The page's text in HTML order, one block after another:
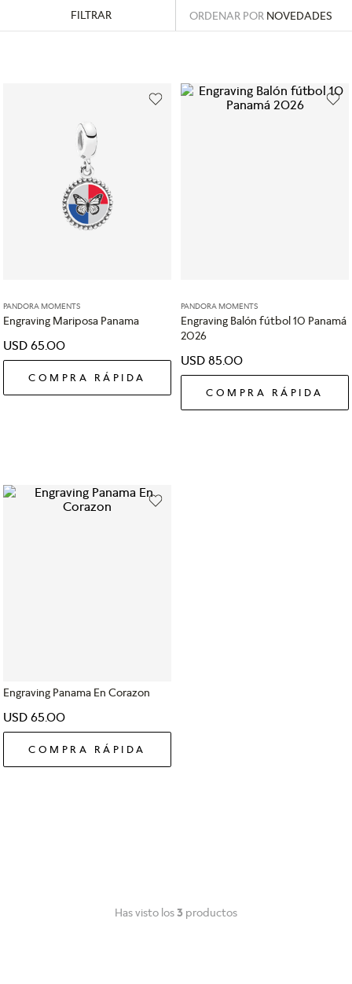
FILTRAR ORDENAR POR NOVEDADES
PANDORA MOMENTS
Engraving Mariposa Panama
USD 6500
COMPRA RÁPIDA
PANDORA MOMENTS
Engraving Balón fútbol 10 Panamá
2026
USD 8500
COMPRA RÁPIDA
Engraving Panama En Corazon
USD 6500
COMPRA RÁPIDA
Has visto los3 productos